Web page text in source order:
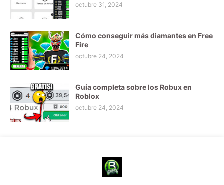
octubre 31, 2024
Cómo conseguir más diamantes en Free
Fire
octubre 24, 2024
Guía completa sobre los Robux en
Roblox
octubre 24, 2024